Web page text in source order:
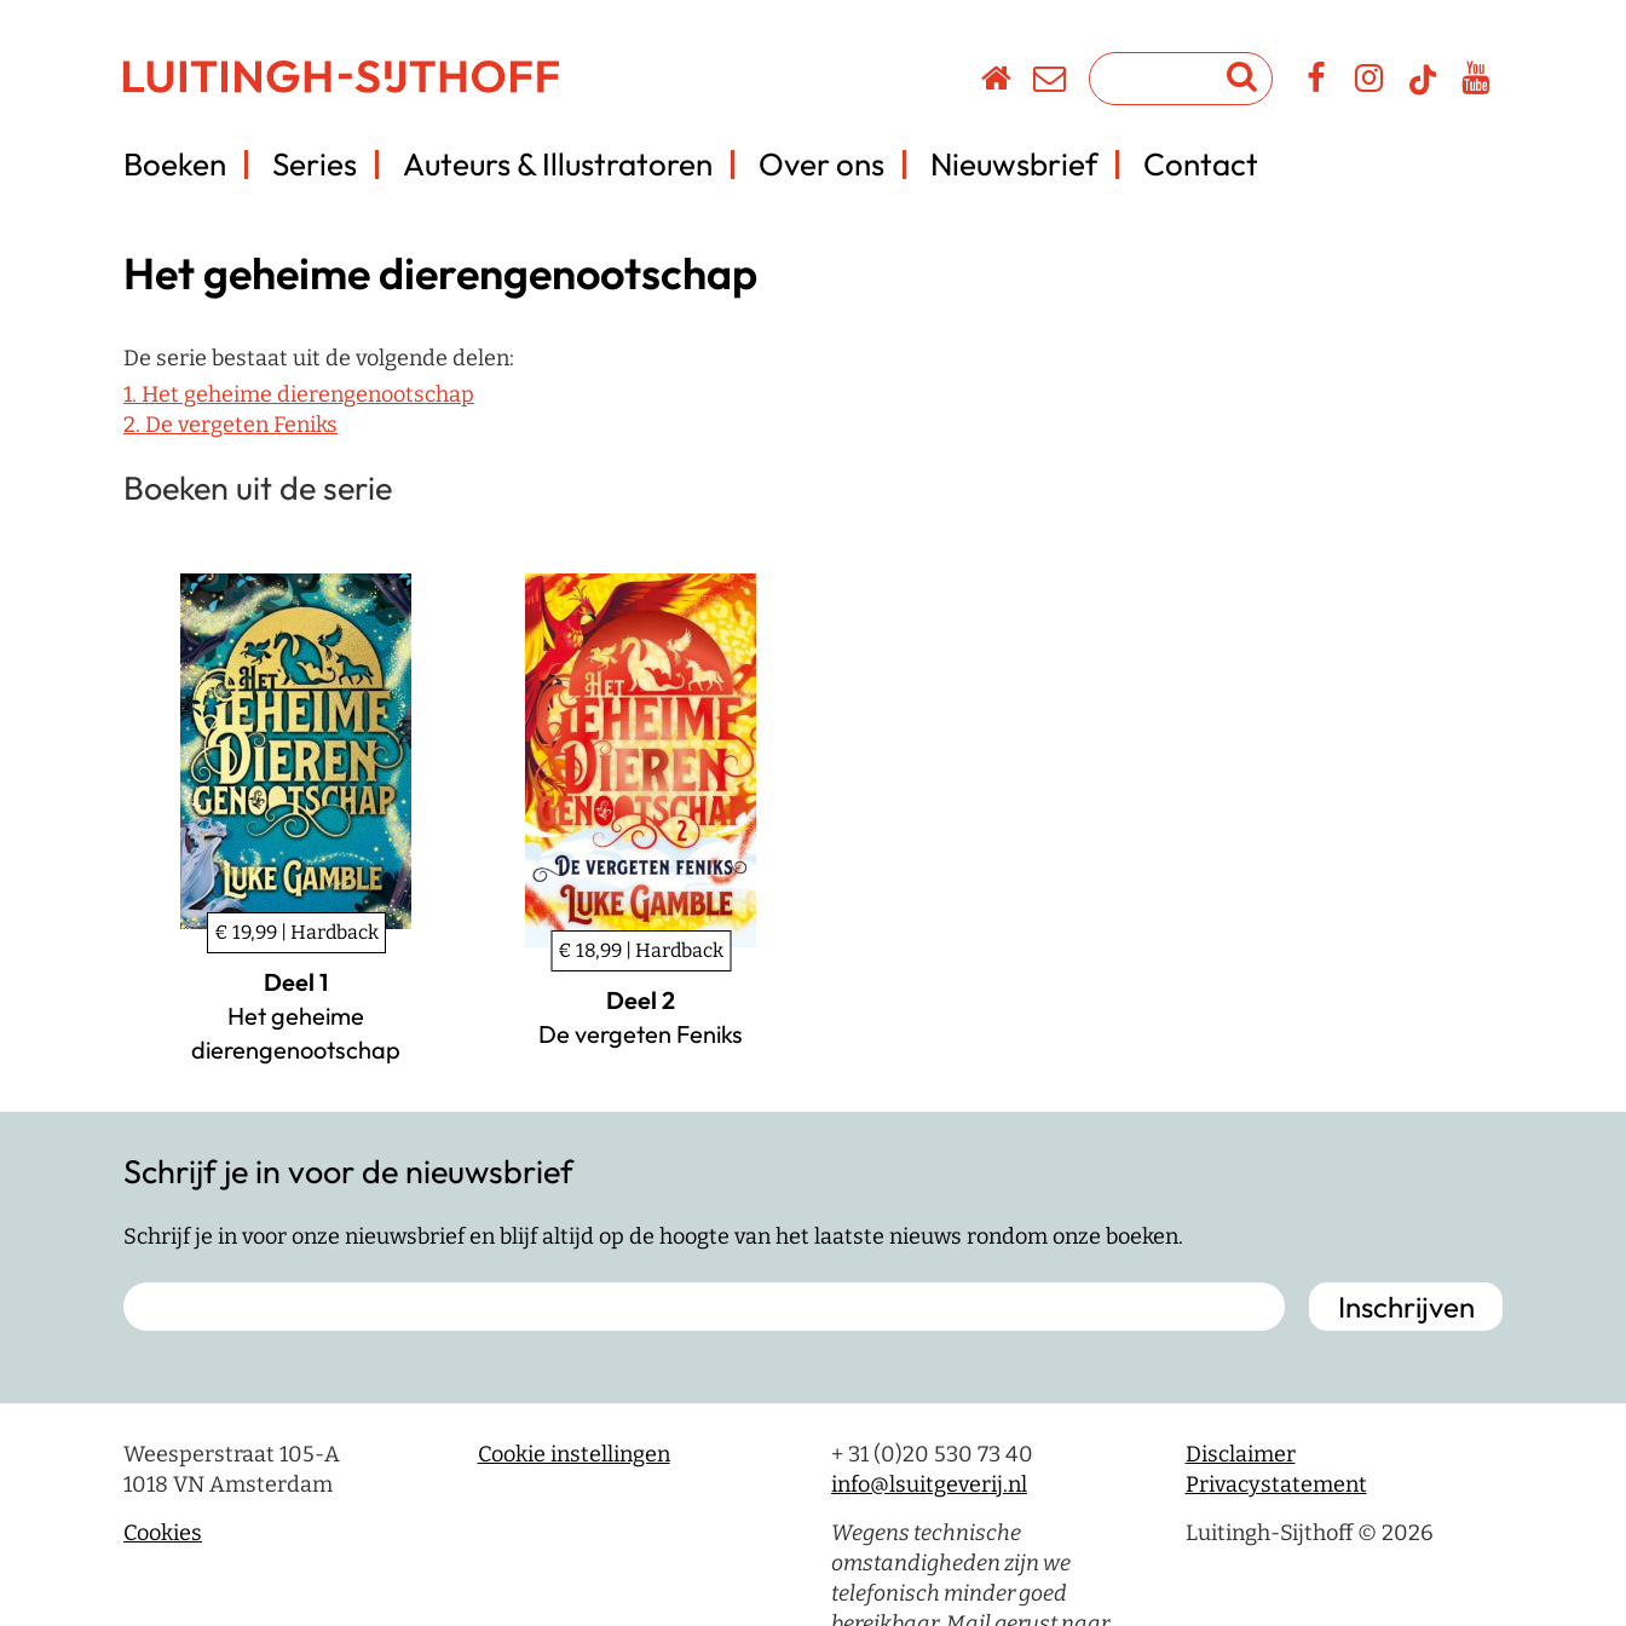
Boeken Series Auteurs & Illustratoren Over ons Nieuwsbrief Contact
Het geheime dierengenootschap
De serie bestaat uit de volgende delen:
1. Het geheime dierengenootschap
2. De vergeten Feniks
Boeken uit de serie
€ 19,99 | Hardback
Deel 1
Het geheime
dierengenootschap
€ 18,99 | Hardback
Deel 2
De vergeten Feniks
Schrijf je in voor de nieuwsbrief
Schrijf je in voor onze nieuwsbrief en blijf altijd op de hoogte van het laatste nieuws rondom onze boeken.
Weesperstraat 105-A
1018 VN Amsterdam
Cookies
Cookie instellingen
+ 31 (0)20 530 73 40
info@lsuitgeverij.nl
Wegens technische
omstandigheden zijn we
telefonisch minder goed
Disclaimer
Privacystatement
Luitingh-Sijthoff © 2026